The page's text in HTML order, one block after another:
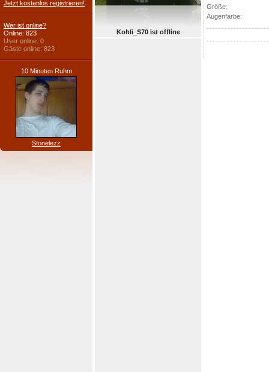
Kohli_S70 ist offline
Größe:
Augenfarbe:
Jetzt kostenlos registrieren!
Wer ist online?
Online: 823
User online: 0
Gäste online: 823
10 Minuten Ruhm
Stonelezz